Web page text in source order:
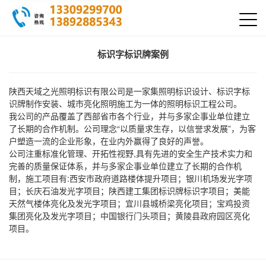
标识字标识牌案例
陕西天域之光照明标识有限公司是一家集照明标识设计、标识字标
识牌制作安装、城市亮化照明施工为一体的照明标识工程公司。
我公司的产品覆盖了西部省市各个行业，并与多家企事业单位建立
了长期的合作机制。公司理念“以质量求生存，以信誉求发展”，为客
户塑造一流的企业形象，在业内外赢得了良好的声誉。
公司注重标准化管理、开拓性视野,具有先进的安全生产技术实力和
完善的质量保证体系，并与多家企事业单位建立了长期的合作机
制，施工项目有:西安市政府道路楼体提升项目；银川机场发光字项
目；长庆石油发光字项目；陕西建工集团标识牌标识字项目；美能
天然气楼体亮化及发光字项目；宜川县城桥梁亮化项目；宝鸡投资
集团亮化及发光字项目；中国银行门头项目；黄陵县政府园区亮化
项目。